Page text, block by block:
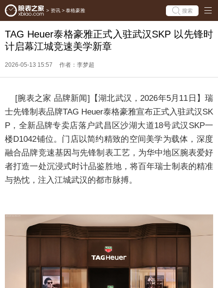
> 资讯 > 泰格豪雅 搜索
TAG Heuer泰格豪雅正式入驻武汉SKP 以先锋时
计启幕江城竞速美学新章
2026-05-13 15:57 作者：李梦超
[腕表之家 品牌新闻] 【湖北武汉，2026年5月11日】瑞
士先锋制表品牌TAG Heuer泰格豪雅宣布正式入驻武汉SK
P，全新品牌专卖店落户武昌区沙湖大道18号武汉SKP一
楼D1042铺位。门店以简约精致的空间美学为载体，深度
融合品牌竞速基因与先锋制表工艺，为华中地区腕表爱好
者打造一处沉浸式时计品鉴胜地，将百年瑞士制表的精准
与热忱，注入江城武汉的都市脉搏。